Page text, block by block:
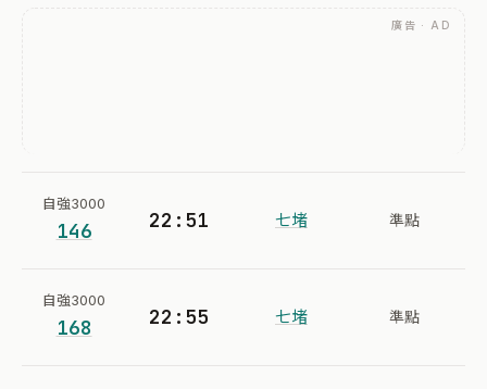
廣告 · AD
自強3000
146 22:51 七堵 準點
自強3000
168 22:55 七堵 準點